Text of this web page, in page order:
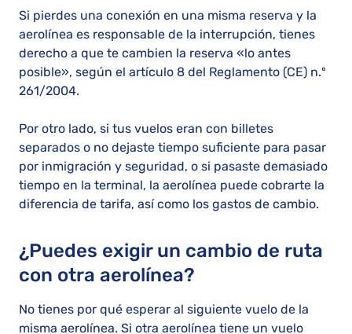
Si pierdes una conexión en una misma reserva y la
aerolínea es responsable de la interrupción, tienes
derecho a que te cambien la reserva «lo antes
posible», según el artículo 8 del Reglamento (CE) n.º
261/2004.
Por otro lado, si tus vuelos eran con billetes
separados o no dejaste tiempo suficiente para pasar
por inmigración y seguridad, o si pasaste demasiado
tiempo en la terminal, la aerolínea puede cobrarte la
diferencia de tarifa, así como los gastos de cambio.
¿Puedes exigir un cambio de ruta
con otra aerolínea?
No tienes por qué esperar al siguiente vuelo de la
misma aerolínea. Si otra aerolínea tiene un vuelo